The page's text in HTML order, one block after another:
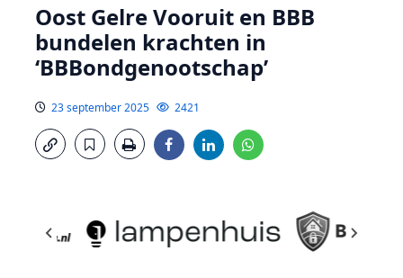
Oost Gelre Vooruit en BBB
bundelen krachten in
‘BBBondgenootschap’
23 september 2025 2421